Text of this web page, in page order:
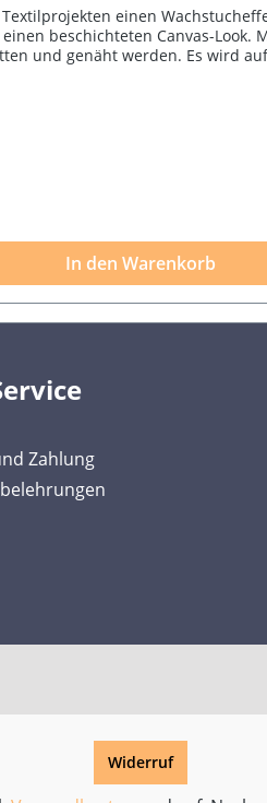
einen
beschichteten Canvas-
und genäht werden. Es wird
In den Warenkorb
Zahlung
Widerruf